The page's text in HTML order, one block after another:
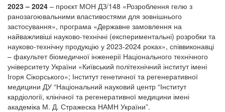
2023 – 2024 – проєкт МОН ДЗ/148 «Розроблення гелю з
ранозагоювальними властивостями для зовнішнього
застосування», програма «Державне замовлення на
найважливіші науково-технічні (експериментальні) розробки та
науково-технічну продукцію у 2023-2024 роках», співвиконавці
– факультет біомедичної інженерії Національного технічного
університету України «Київський політехнічний інститут імені
Ігоря Сікорського»; Інститут генетичної та регенеративної
медицини ДУ “Національний науковий центр “Інститут
кардіології, клінічної та регенеративної медицини імені
академіка М. Д. Стражеска НАМН України”.